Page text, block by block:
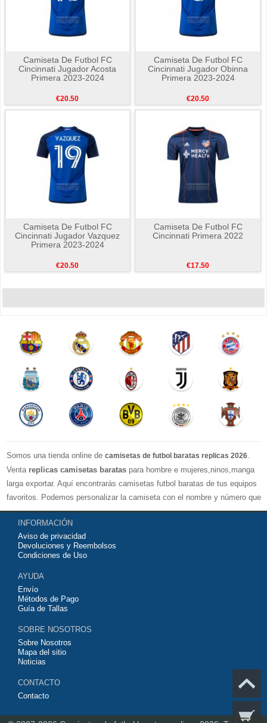
Camiseta De Futbol FC
Cincinnati Jugador Acosta
Primera 2023-2024
€20.50
Camiseta De Futbol FC
Cincinnati Jugador Obinna
Primera 2023-2024
€20.50
Camiseta De Futbol FC
Cincinnati Jugador Vazquez
Primera 2023-2024
€20.50
Camiseta De Futbol FC
Cincinnati Primera 2022
€17.50
Somos una tienda online de camisetas de futbol baratas replicas 2026
Venta replicas camisetas baratas para hombre e mujeres,ninos,manga
larga exportar. Aquí encontrarás camisetas futbol baratas de tus equipos
favoritos. Podemos personalizar la camiseta con el nombre y número que
quieras. Nuestrascamisetas de futbol replicasson de máxima calidad
tailandesa por lo que estamos convencidos que quedarás muy satisfecho
con ella. Estas camisetas tienen un tejido transpirable por lo que te
servirán para jugar al fútbol o simplemente para animar a tu equipo
contáctanos y haremos lo posible para conseguirtela lo más barata
posible.
INFORMACIÓN
Aviso de privacidad
Devoluciones y Reembolsos
Condiciones de Uso
AYUDA
Envío
Métodos de Pago
Guía de Tallas
SOBRE NOSOTROS
Sobre Nosotros
Mapa del sitio
Noticias
CONTACTO
Contacto